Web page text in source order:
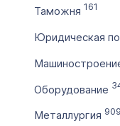
Таможня 161
Оборудование
Металлургия 909